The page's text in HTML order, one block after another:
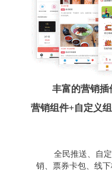
丰富的营销插
营销组件+自定义
全民推送、自
销、票券卡包、线